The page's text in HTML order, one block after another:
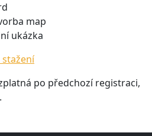
map
ukázka
stažení
po předchozí registraci,